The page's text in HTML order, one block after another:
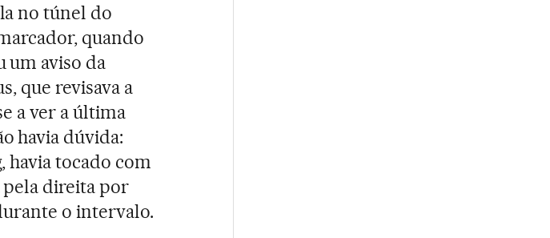
no túnel do
quando
um aviso da
que revisava a
a ver a última
havia dúvida:
havia tocado com
pela direita por
o intervalo.